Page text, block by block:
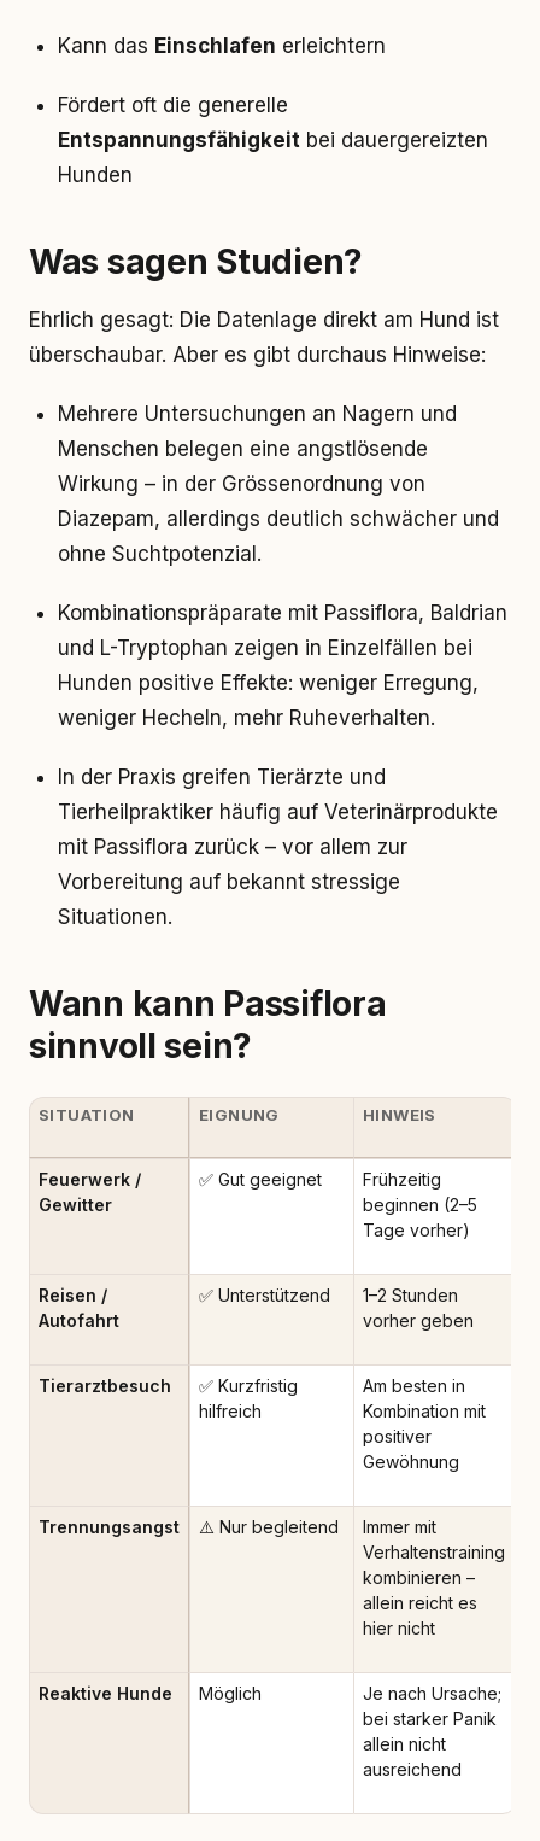
Kann das Einschlafen erleichtern
Fördert oft die generelle
Entspannungsfähigkeit bei dauergereizten
Hunden
Was sagen Studien?
Ehrlich gesagt: Die Datenlage direkt am Hund ist
überschaubar. Aber es gibt durchaus Hinweise:
Mehrere Untersuchungen an Nagern und
Menschen belegen eine angstlösende
Wirkung – in der Grössenordnung von
Diazepam, allerdings deutlich schwächer und
ohne Suchtpotenzial.
Kombinationspräparate mit Passiflora, Baldrian
und L-Tryptophan zeigen in Einzelfällen bei
Hunden positive Effekte: weniger Erregung,
weniger Hecheln, mehr Ruheverhalten.
In der Praxis greifen Tierärzte und
Tierheilpraktiker häufig auf Veterinärprodukte
mit Passiflora zurück – vor allem zur
Vorbereitung auf bekannt stressige
Situationen.
Wann kann Passiflora
sinnvoll sein?
SITUATION EIGNUNG HINWEIS
Feuerwerk /
Gewitter
✅ Gut geeignet
Frühzeitig
beginnen (2–5
Tage vorher)
Reisen /
Autofahrt
✅ Unterstützend
1–2 Stunden
vorher geben
Tierarztbesuch
✅ Kurzfristig
hilfreich
Am besten in
Kombination mit
positiver
Gewöhnung
Trennungsangst ⚠️ Nur begleitend
Immer mit
Verhaltenstraining
kombinieren –
allein reicht es
hier nicht
Reaktive Hunde Möglich
Je nach Ursache;
bei starker Panik
allein nicht
ausreichend